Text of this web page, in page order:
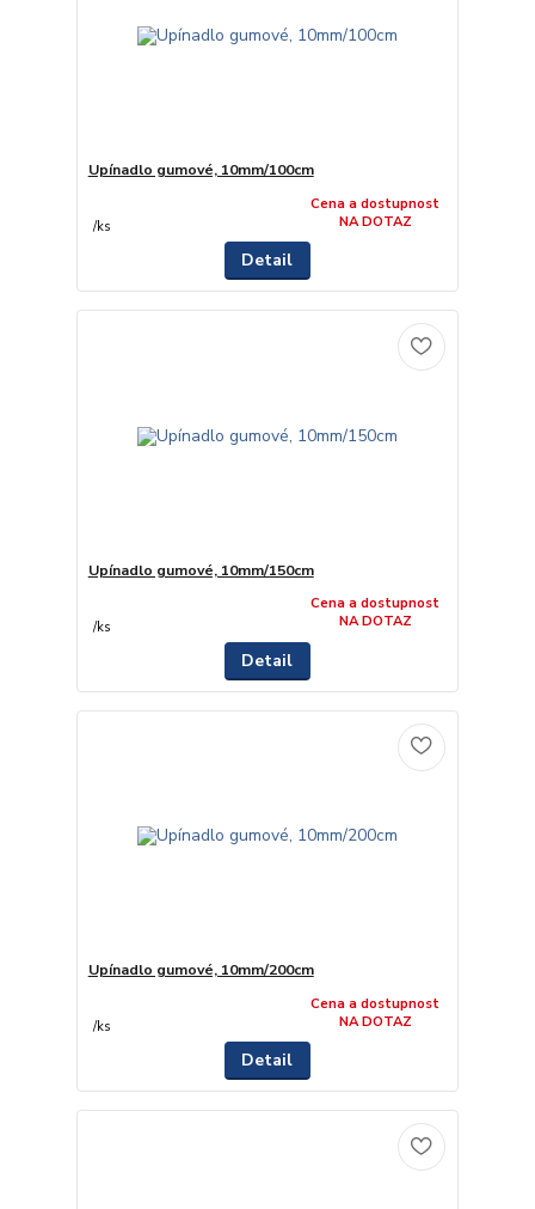
Upínadlo gumové, 10mm/100cm
/ks
Cena a dostupnost
NA DOTAZ
Detail
Upínadlo gumové, 10mm/150cm
/ks
Cena a dostupnost
NA DOTAZ
Detail
Upínadlo gumové, 10mm/200cm
/ks
Cena a dostupnost
NA DOTAZ
Detail